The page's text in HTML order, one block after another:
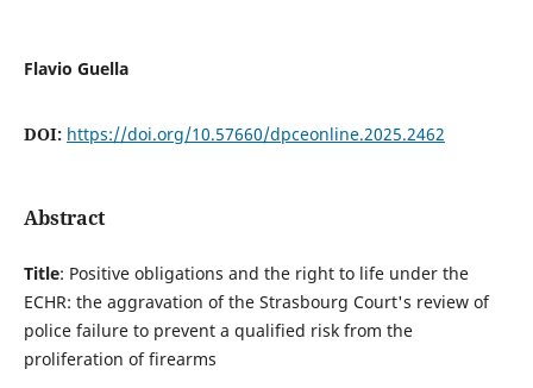
Flavio Guella
DOI: https://doi.org/10.57660/dpceonline.2025.2462
Abstract
Title: Positive obligations and the right to life under the
ECHR: the aggravation of the Strasbourg Court's review of
police failure to prevent a qualified risk from the
proliferation of firearms